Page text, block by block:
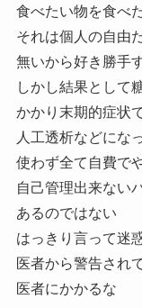
食べたい物を食べ
それは個人の自由
無いから好き勝手
しかし結果として
かかり末期的症状
人工透析などにな
使わず全て自費で
自己管理出来ない
あるのではない
はっきり言って迷
医者から警告され
医者にかかるな